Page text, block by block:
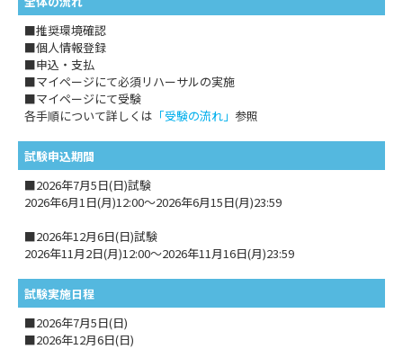
■推奨環境確認
■個人情報登録
■申込・支払
■マイページにて必須リハーサルの実施
■マイページにて受験
各手順について詳しくは 「受験の流れ」 参照
試験申込期間
■2026年7月5日(日)試験
2026年6月1日(月)12:00～2026年6月15日(月)23:59
■2026年12月6日(日)試験
2026年11月2日(月)12:00～2026年11月16日(月)23:59
試験実施日程
■2026年7月5日(日)
■2026年12月6日(日)